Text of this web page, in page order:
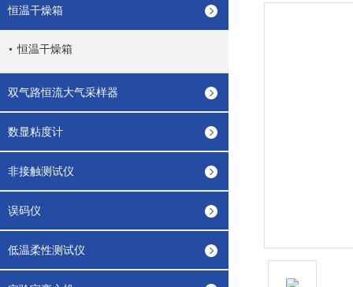
恒温干燥箱
恒温干燥箱
双气路恒流大气采样器
数显粘度计
非接触测试仪
误码仪
低温柔性测试仪